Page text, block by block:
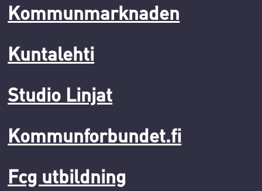
Kommunmarknaden
Kuntalehti
Studio Linjat
Kommunforbundet.fi
Fcg utbildning